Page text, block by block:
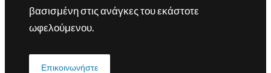
βασισμένη στις ανάγκες του εκάστοτε
ωφελούμενου.
Επικοινωνήστε